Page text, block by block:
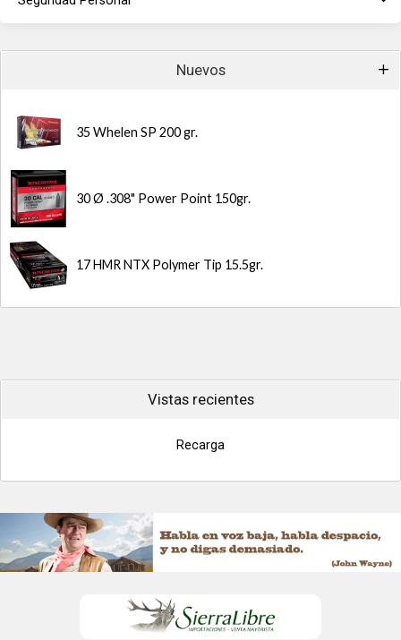
Nuevos
35 Whelen SP 200 gr.
30 Ø .308" Power Point 150gr.
17 HMR NTX Polymer Tip 15.5gr.
Vistas recientes
Recarga